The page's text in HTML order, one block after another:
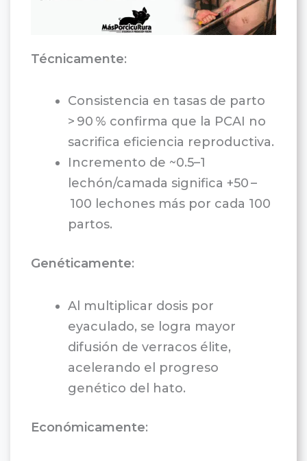
Técnicamente:
Consistencia en tasas de parto
> 90 % confirma que la PCAI no
sacrifica eficiencia reproductiva.
Incremento de ~0.5–1
lechón/camada significa +50 –
100 lechones más por cada 100
partos.
Genéticamente:
Al multiplicar dosis por
eyaculado, se logra mayor
difusión de verracos élite,
acelerando el progreso
genético del hato.
Económicamente: